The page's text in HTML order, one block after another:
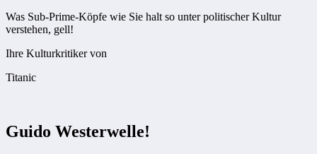
Was Sub-Prime-Köpfe wie Sie halt so unter politischer Kultur
verstehen, gell!
Ihre Kulturkritiker von
Titanic
Guido Westerwelle!